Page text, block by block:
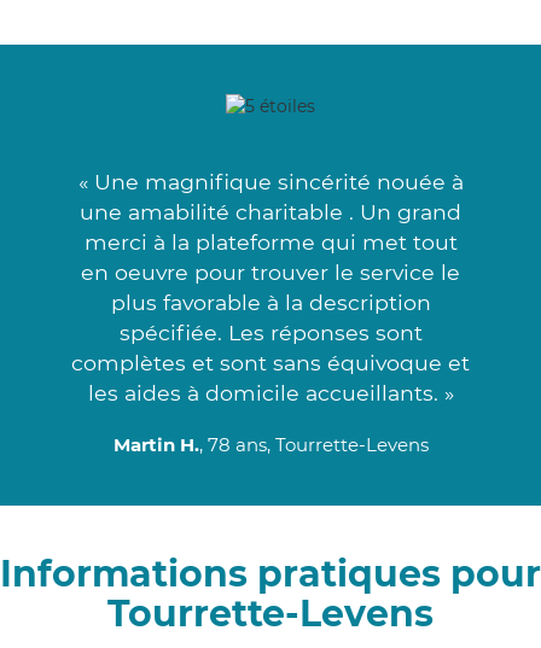
« Une magnifique sincérité nouée à
une amabilité charitable . Un grand
merci à la plateforme qui met tout
en oeuvre pour trouver le service le
plus favorable à la description
spécifiée. Les réponses sont
complètes et sont sans équivoque et
les aides à domicile accueillants. »
Martin H., 78 ans, Tourrette-Levens
Informations pratiques pour
Tourrette-Levens